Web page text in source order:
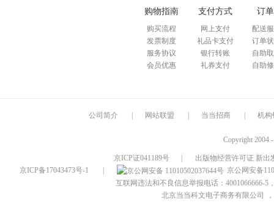
购物指南
购买流程
发票制度
服务协议
会员优惠
支付方式
网上支付
礼品卡支付
银行转账
礼券支付
订
配送
订单
自助
自助
公司简介 网站联盟 当当招商 机构
Copyright 2004
京ICP证041189号
出版物经营许可证 新出
京ICP备17043473号-1
京公网安备
互联网违法和不良信息举报电话：4001066666-5
北京当当科文电子商务有限公司